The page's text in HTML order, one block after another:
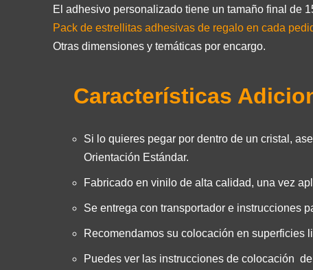
El adhesivo personalizado tiene un tamaño final de
Pack de estrellitas adhesivas de regalo en cada
Otras dimensiones y temáticas por encargo.
Características
Si lo quieres pegar por dentro de un cristal,
Orientación Estándar.
Fabricado en vinilo de alta calidad, una vez
Se entrega con transportador e instrucciones
Recomendamos su colocación en superficies
Puedes ver las instrucciones de colocación